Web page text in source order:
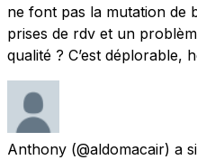
ne font pas la mutation de
prises de rdv et un
qualité ? C’est déplorable,
Anthony (@aldomacair) a